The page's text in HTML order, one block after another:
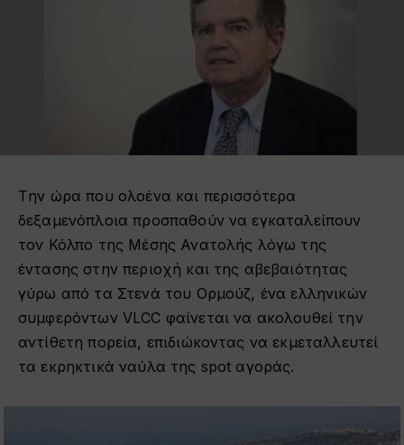
Tην ώρα που ολοένα και περισσότερα
δεξαμενόπλοια προσπαθούν να εγκαταλείπουν
τον Κόλπο της Μέσης Ανατολής λόγω της
έντασης στην περιοχή και της αβεβαιότητας
γύρω από τα Στενά του Ορμούζ, ένα ελληνικών
συμφερόντων VLCC φαίνεται να ακολουθεί την
αντίθετη πορεία, επιδιώκοντας να εκμεταλλευτεί
τα εκρηκτικά ναύλα της spot αγοράς.